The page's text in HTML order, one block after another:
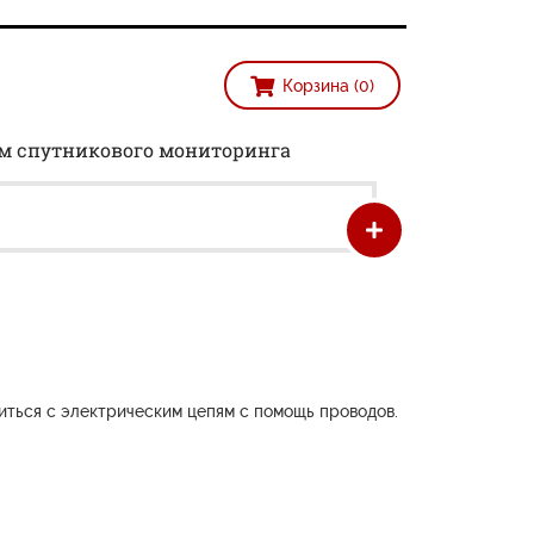
Корзина (0)
спутникового мониторинга
с электрическим цепям с помощь проводов.